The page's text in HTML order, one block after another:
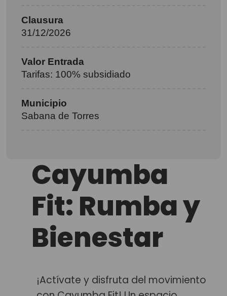
Clausura
31/12/2026
Valor Entrada
Tarifas: 100% subsidiado
Municipio
Sabana de Torres
Cayumba
Fit: Rumba y
Bienestar
¡Actívate y disfruta del movimiento